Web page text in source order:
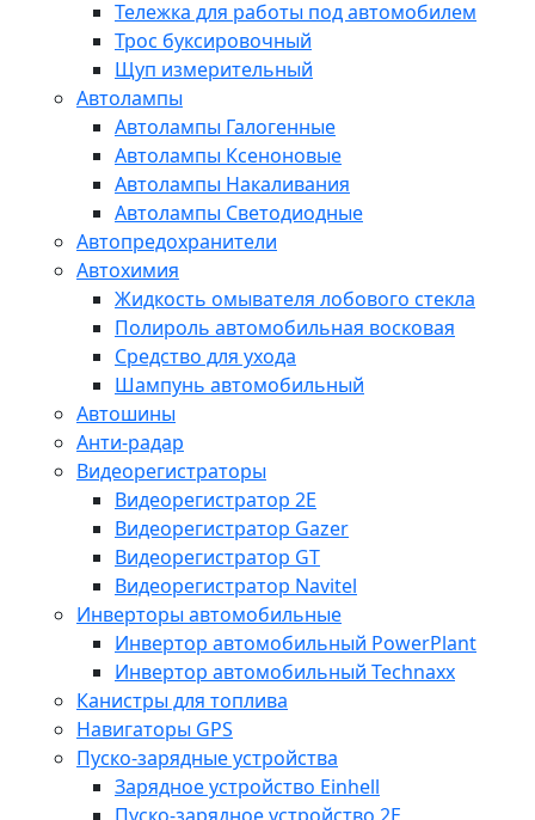
Тележка для работы под автомобилем
Трос буксировочный
Щуп измерительный
Автолампы
Автолампы Галогенные
Автолампы Ксеноновые
Автолампы Накаливания
Автолампы Светодиодные
Автопредохранители
Автохимия
Жидкость омывателя лобового стекла
Полироль автомобильная восковая
Средство для ухода
Шампунь автомобильный
Автошины
Анти-радар
Видеорегистраторы
Видеорегистратор 2E
Видеорегистратор Gazer
Видеорегистратор GT
Видеорегистратор Navitel
Инверторы автомобильные
Инвертор автомобильный PowerPlant
Инвертор автомобильный Technaxx
Канистры для топлива
Навигаторы GPS
Пуско-зарядные устройства
Зарядное устройство Einhell